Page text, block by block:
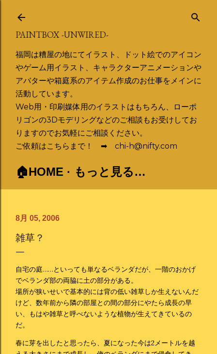
スキップしてメイン コンテンツに移動
PAINTBOX -UNWIRED-
福岡は糟屋の地にてイラスト、ドット絵でのアイコン
やゲーム用イラスト、キャラクターアニメーションや
アバターや箱庭系のアイテム作成のお仕事をメインに
活動しています。
Web用・印刷媒体用のイラストはもちろん、ローポ
リゴンの3Dモデリングなどのご相談もお受けしてお
りますのでお気軽にご相談ください。
ご依頼はこちらまで！ ➡ chi-h@nifty.com
🏠HOME もっと見る…
8月 05, 2006
雑草？
自宅の庭……といっても単なるベランダだが、一階のおかげ
でベランダ部の両脇に土の部分がある。
場所が狭いせいで基本的には背の低い雑草しか生えないんだ
けど、数年前から隣の部屋との間の部分にやたら成長の早
い、もはや雑草と呼べないような植物が生えてきているの
だ。
春に芽を出したと思ったら、夏になった今は2メートルを越